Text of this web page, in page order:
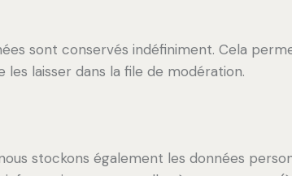
sont conservés indéfiniment. Cela
laisser dans la file de modération.
stockons également les données